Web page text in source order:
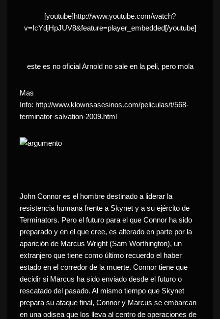
[youtube]http://www.youtube.com/watch?
v=IcYdjHpJUV8&feature=player_embedded[/youtube]
este es no oficial Arnold no sale en la peli, pero mola
Mas
Info: http://www.klownsasesinos.com/peliculas/t/568-
terminator-salvation-2009.html
John Connor es el hombre destinado a liderar la
resistencia humana frente a Skynet y a su ejército de
Terminators. Pero el futuro para el que Connor ha sido
preparado y en el que cree, es alterado en parte por la
aparición de Marcus Wright (Sam Worthington), un
extranjero que tiene como último recuerdo el haber
estado en el corredor de la muerte. Connor tiene que
decidir si Marcus ha sido enviado desde el futuro o
rescatado del pasado. Al mismo tiempo que Skynet
prepara su ataque final, Connor y Marcus se embarcan
en una odisea que los lleva al centro de operaciones de